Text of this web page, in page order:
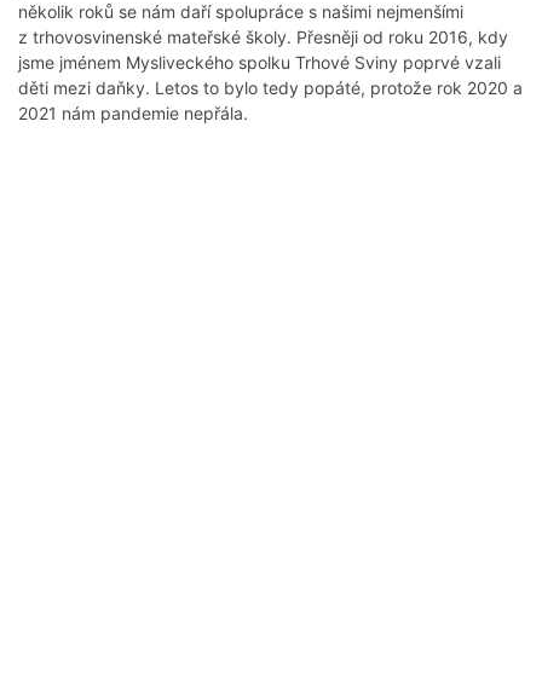
několik roků se nám daří spolupráce s našimi nejmenšími
z trhovosvinenské mateřské školy. Přesněji od roku 2016, kdy
jsme jménem Mysliveckého spolku Trhové Sviny poprvé vzali
děti mezi daňky. Letos to bylo tedy popáté, protože rok 2020 a
2021 nám pandemie nepřála.